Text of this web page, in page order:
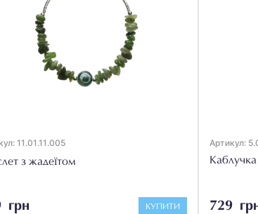
11.01.11.005
з жадеїтом
грн КУПИТИ
Артикул:
729